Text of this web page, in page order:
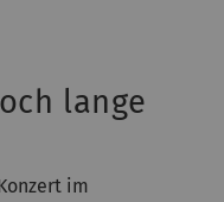
lange
im